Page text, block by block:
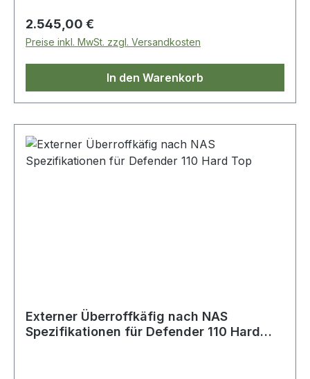
Regulärer Preis:
2.545,00 €
Preise inkl. MwSt. zzgl. Versandkosten
In den Warenkorb
Externer Überroffkäfig nach NAS
Spezifikationen für Defender 110 Hard